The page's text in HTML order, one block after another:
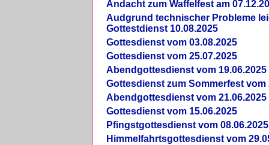
Andacht zum Waffelfest am
Audgrund technischer Probleme
Gottestdienst 10.08.2025
Gottesdienst vom 03.08.2025
Gottesdienst vom 25.07.2025
Abendgottesdienst vom 19.06.2025
Gottesdienst zum Sommerfest vom
Abendgottesdienst vom 21.06.2025
Gottesdienst vom 15.06.2025
Pfingstgottesdienst vom 08.06.2025
Himmelfahrtsgottesdienst vom